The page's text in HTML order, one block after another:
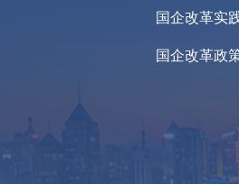
国企改革实
国企改革政